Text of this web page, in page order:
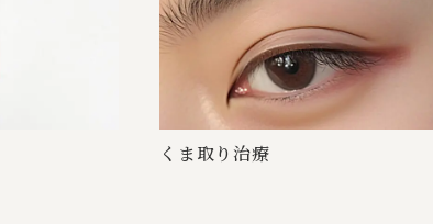
くま 取 り 治 療